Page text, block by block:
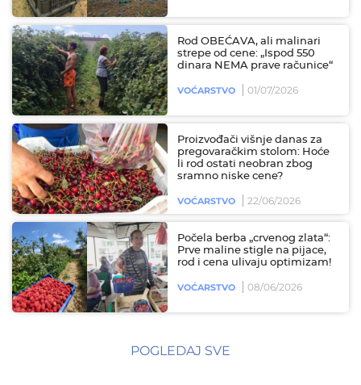
Rod OBEĆAVA, ali malinari
strepe od cene: „Ispod 550
dinara NEMA prave računice“
VOĆARSTVO 01/07/2026
Proizvođači višnje danas za
pregovaračkim stolom: Hoće
li rod ostati neobran zbog
sramno niske cene?
VOĆARSTVO 22/06/2026
Počela berba „crvenog zlata“:
Prve maline stigle na pijace,
rod i cena ulivaju optimizam!
VOĆARSTVO 08/06/2026
POGLEDAJ SVE